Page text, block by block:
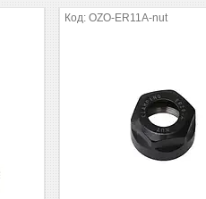
OZO-ER11A-nut